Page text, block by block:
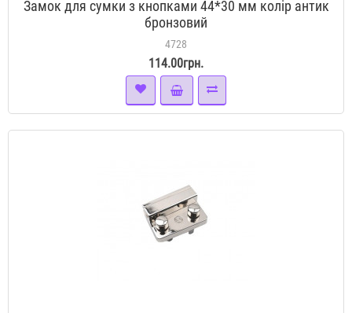
Замок для сумки з кнопками 44*30 мм колір антик
бронзовий
4728
114.00грн.